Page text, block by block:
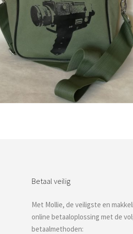
€ 18,50
Betaal veilig
Met Mollie, de veiligste en
online betaaloplossing met de
betaalmethoden: